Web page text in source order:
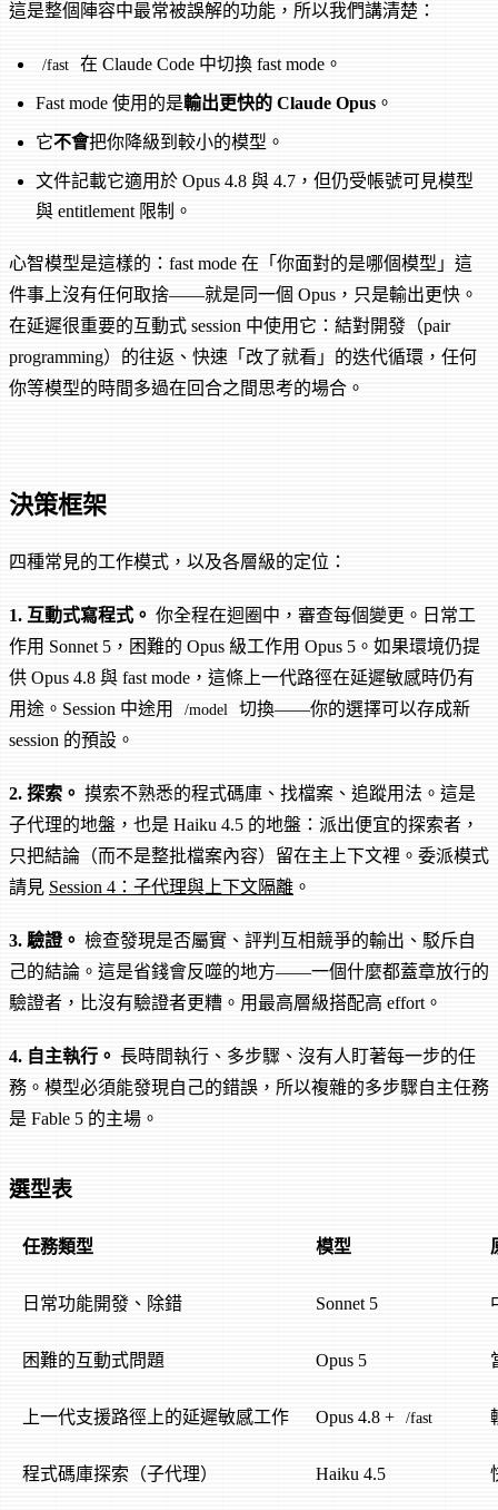
這是整個陣容中最常被誤解的功能，所以我們講清楚：
/fast 在 Claude Code 中切換 fast mode。
Fast mode 使用的是輸出更快的 Claude Opus 。
它不會把你降級到較小的模型。
文件記載它適用於 Opus 4.8 與 4.7，但仍受帳號可見模型
與 entitlement 限制。
心智模型是這樣的：fast mode 在「你面對的是哪個模型」這
件事上沒有任何取捨——就是同一個 Opus，只是輸出更快。
在延遲很重要的互動式 session 中使用它：結對開發（pair
programming）的往返、快速「改了就看」的迭代循環，任何
你等模型的時間多過在回合之間思考的場合。
決策框架
四種常見的工作模式，以及各層級的定位：
1. 互動式寫程式。 你全程在迴圈中，審查每個變更。日常工
作用 Sonnet 5，困難的 Opus 級工作用 Opus 5。如果環境仍提
供 Opus 4.8 與 fast mode，這條上一代路徑在延遲敏感時仍有
用途。Session 中途用
/model
切換——你的選擇可以存成新
session 的預設。
2. 探索。 摸索不熟悉的程式碼庫、找檔案、追蹤用法。這是
子代理的地盤，也是 Haiku 4.5 的地盤：派出便宜的探索者，
只把結論（而不是整批檔案內容）留在主上下文裡。委派模式
請見 Session 4：子代理與上下文隔離 。
3. 驗證。 檢查發現是否屬實、評判互相競爭的輸出、駁斥自
己的結論。這是省錢會反噬的地方——一個什麼都蓋章放行的
驗證者，比沒有驗證者更糟。用最高層級搭配高 effort。
4. 自主執行。 長時間執行、多步驟、沒有人盯著每一步的任
務。模型必須能發現自己的錯誤，所以複雜的多步驟自主任務
是 Fable 5 的主場。
選型表
任務類型 模型
日常功能開發、除錯 Sonnet 5
困難的互動式問題 Opus 5
上一代支援路徑上的延遲敏感工作 Opus 4.8 + /fast
程式碼庫探索（子代理） Haiku 4.5